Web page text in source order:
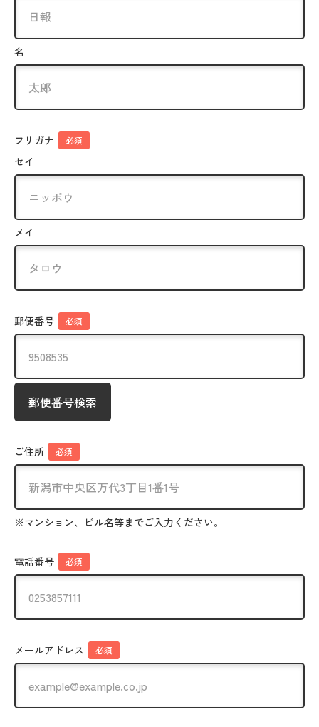
名
フリガナ 必須
セイ
メイ
郵便番号 必須
郵便番号検索
ご住所 必須
※マンション、ビル名等までご入力ください。
電話番号 必須
メールアドレス 必須